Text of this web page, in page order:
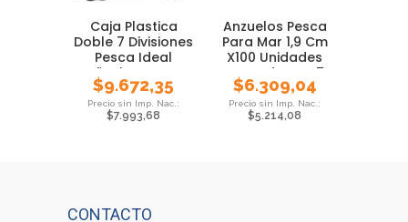
Caja Plastica
Doble 7 Divisiones
Pesca Ideal
Señuelos Mosca
$9.672,35
$7.993,68
Anzuelos Pesca
Para Mar 1,9 Cm
X100 Unidades
Waterdog Nº 7
$6.309,04
$5.214,08
CONTACTO